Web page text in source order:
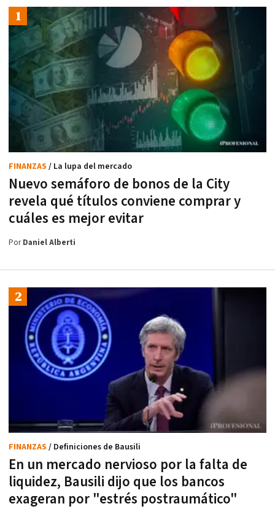
Nuevo semáforo de bonos de la City
revela qué títulos conviene comprar y
cuáles es mejor evitar
FINANZAS / La lupa del mercado
PorDaniel Alberti
En un mercado nervioso por la falta de
liquidez, Bausili dijo que los bancos
exageran por "estrés postraumático"
FINANZAS / Definiciones de Bausili